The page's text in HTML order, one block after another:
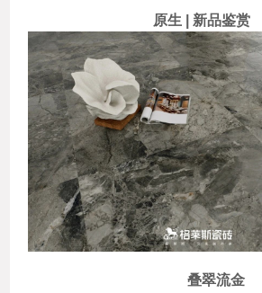
原生 | 新品鉴赏
叠翠流金